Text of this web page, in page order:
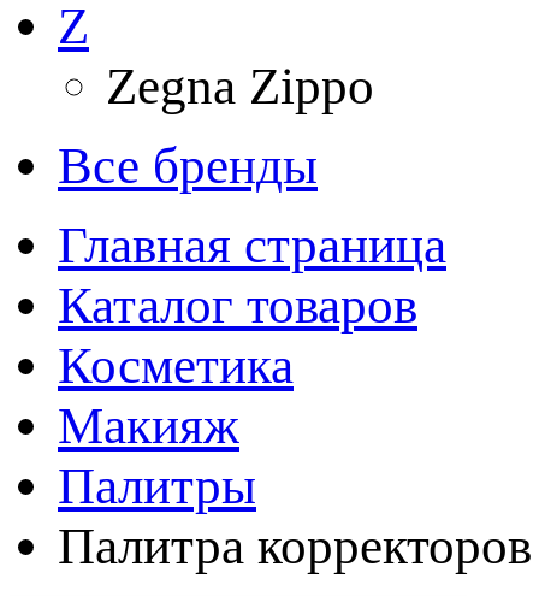
Z
Zegna Zippo
Все бренды
Главная страница
Каталог товаров
Косметика
Макияж
Палитры
Палитра